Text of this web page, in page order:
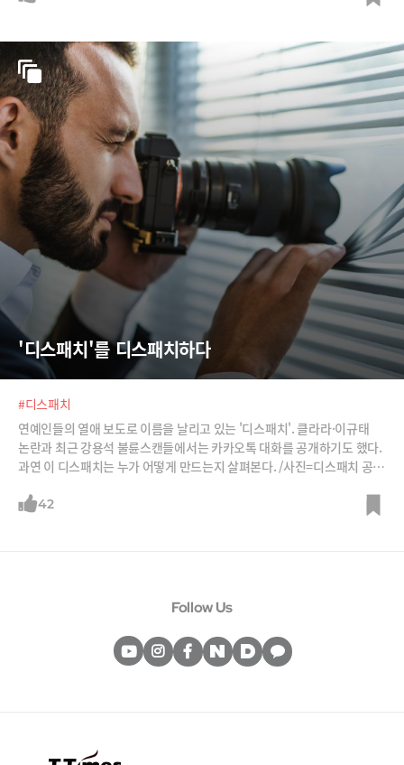
'디스패치'를 디스패치하다
#디스패치
연예인들의 열애 보도로 이름을 날리고 있는 '디스패치'. 클라라·이규태
논란과 최근 강용석 불륜스캔들에서는 카카오톡 대화를 공개하기도 했다.
과연 이 디스패치는 누가 어떻게 만드는지 살펴본다. /사진=디스패치 공식
42
Follow Us